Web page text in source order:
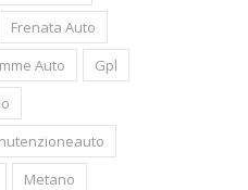
Frenata Auto
Auto
Gpl
Metano